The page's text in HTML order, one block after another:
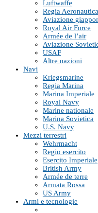
Luftwaffe
Regia Aeronautica
Aviazione
Royal Air Force
Armée de l’air
Aviazione
USAF
Altre nazioni
Navi
Kriegsmarine
Regia Marina
Marina Imperiale
Royal Navy
Marine nationale
Marina Sovietica
U.S. Navy
Mezzi terrestri
Wehrmacht
Regio esercito
Esercito Imperiale
British Army
Armée de terre
Armata Rossa
US Army
Armi e tecnologie